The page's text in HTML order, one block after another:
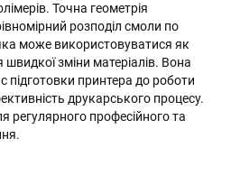
Точна геометрія
розподіл смоли по
може використовуватися як
зміни матеріалів. Вона
підготовки принтера до роботи
друкарського процесу.
регулярного професійного та